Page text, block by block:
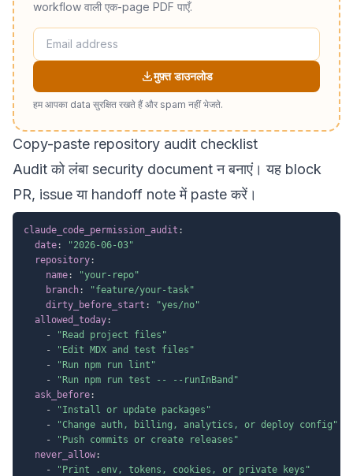
workflow वाली एक-page PDF पाएँ.
मुफ़्त डाउनलोड
हम आपका data सुरक्षित रखते हैं और spam नहीं भेजते.
Copy-paste repository audit checklist
Audit को लंबा security document न बनाएं। यह block
PR, issue या handoff note में paste करें।
claude_code_permission_audit :
date:
"2026-06-03"
repository:
name:
"your-repo"
branch:
"feature/your-task"
dirty_before_start :
"yes/no"
allowed_today:
-
"Read project files"
-
"Edit MDX and test files"
-
"Run npm run lint"
-
"Run npm run test -- --runInBand"
ask_before:
-
"Install or update packages"
-
"Change auth, billing, analytics, or deploy config"
-
"Push commits or create releases"
never_allow:
-
"Print .env, tokens, cookies, or private keys"